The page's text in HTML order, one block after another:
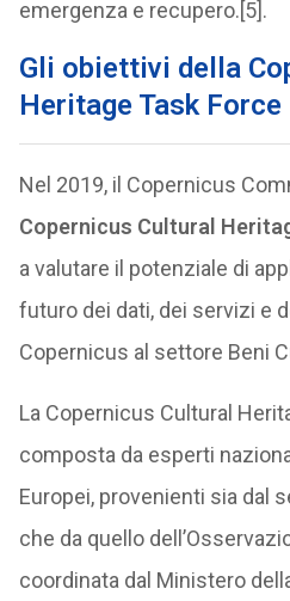
emergenza e recupero.[5].
Gli obiettivi della
Heritage Task Force
Nel 2019, il Copernicus
Copernicus Cultural
a valutare il potenziale di
futuro dei dati, dei servizi e
Copernicus al settore Beni
La Copernicus Cultural
composta da esperti
Europei, provenienti sia dal
che da quello
coordinata dal Ministero